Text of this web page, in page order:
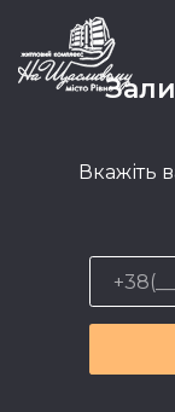
Вкажіть